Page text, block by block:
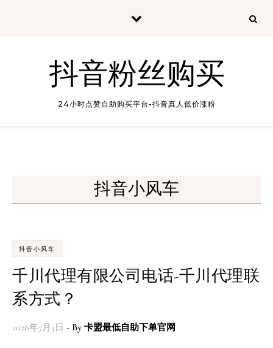
抖音粉丝购买
24小时点赞自助购买平台-抖音真人低价涨粉
抖音小风车
抖音小风车
千川代理有限公司电话-千川代理联
系方式？
2026年7月3日 - By 卡盟最低自助下单官网